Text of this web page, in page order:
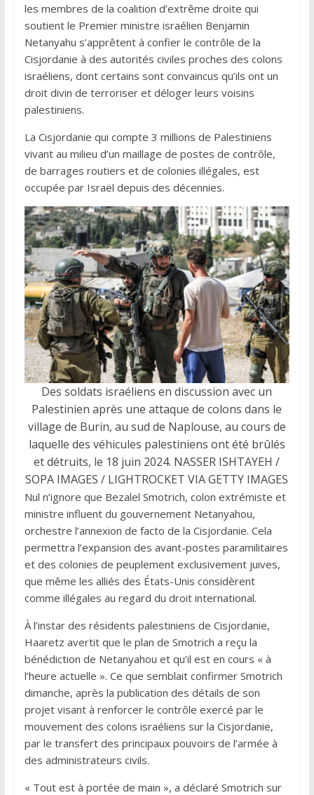
les membres de la coalition d’extrême droite qui
soutient le Premier ministre israélien Benjamin
Netanyahu s’apprêtent à confier le contrôle de la
Cisjordanie à des autorités civiles proches des colons
israéliens, dont certains sont convaincus qu’ils ont un
droit divin de terroriser et déloger leurs voisins
palestiniens.
La Cisjordanie qui compte 3 millions de Palestiniens
vivant au milieu d’un maillage de postes de contrôle,
de barrages routiers et de colonies illégales, est
occupée par Israël depuis des décennies.
Des soldats israéliens en discussion avec un
Palestinien après une attaque de colons dans le
village de Burin, au sud de Naplouse, au cours de
laquelle des véhicules palestiniens ont été brûlés
et détruits, le 18 juin 2024. NASSER ISHTAYEH /
SOPA IMAGES / LIGHTROCKET VIA GETTY IMAGES
Nul n’ignore que Bezalel Smotrich, colon extrémiste et
ministre influent du gouvernement Netanyahou,
orchestre l’annexion de facto de la Cisjordanie. Cela
permettra l’expansion des avant-postes paramilitaires
et des colonies de peuplement exclusivement juives,
que même les alliés des États-Unis considèrent
comme illégales au regard du droit international.
À l’instar des résidents palestiniens de Cisjordanie,
Haaretz avertit que le plan de Smotrich a reçu la
bénédiction de Netanyahou et qu’il est en cours « à
l’heure actuelle ». Ce que semblait confirmer Smotrich
dimanche, après la publication des détails de son
projet visant à renforcer le contrôle exercé par le
mouvement des colons israéliens sur la Cisjordanie,
par le transfert des principaux pouvoirs de l’armée à
des administrateurs civils.
« Tout est à portée de main », a déclaré Smotrich sur